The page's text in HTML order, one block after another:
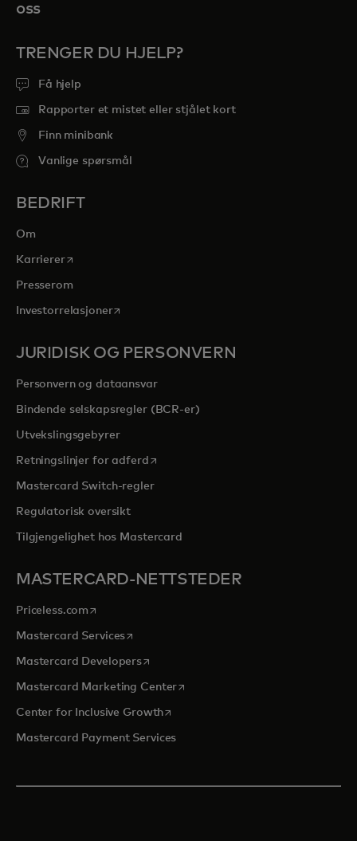
oss
TRENGER DU HJELP?
Få hjelp
Rapporter et mistet eller stjålet kort
Finn minibank
Vanlige spørsmål
BEDRIFT
Om
Karriereropens in a new tab
Presserom
Investorrelasjoneropens in a new tab
JURIDISK OG PERSONVERN
Personvern og dataansvar
Bindende selskapsregler (BCR-er)
Utvekslingsgebyrer
Retningslinjer for adferdopens in a new tab
Mastercard Switch-regler
Regulatorisk oversikt
Tilgjengelighet hos Mastercard
MASTERCARD-NETTSTEDER
Priceless.com opens in a new tab
Mastercard Servicesopens in a new tab
Mastercard Developersopens in a new tab
Mastercard Marketing Centeropens in a new tab
Center for Inclusive Growthopens in a new tab
Mastercard Payment Services